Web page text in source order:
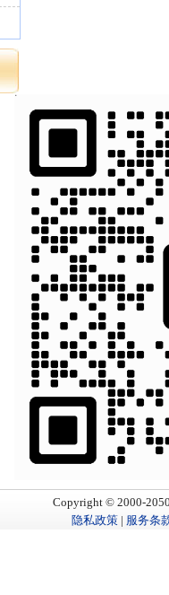
Copyright © 2000-
隐私政策 | 服务条